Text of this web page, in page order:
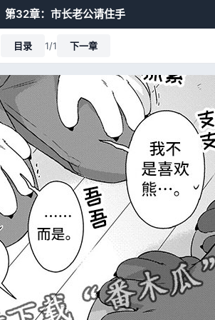
第32章：市长老公请住手
目录 1/1 下一章